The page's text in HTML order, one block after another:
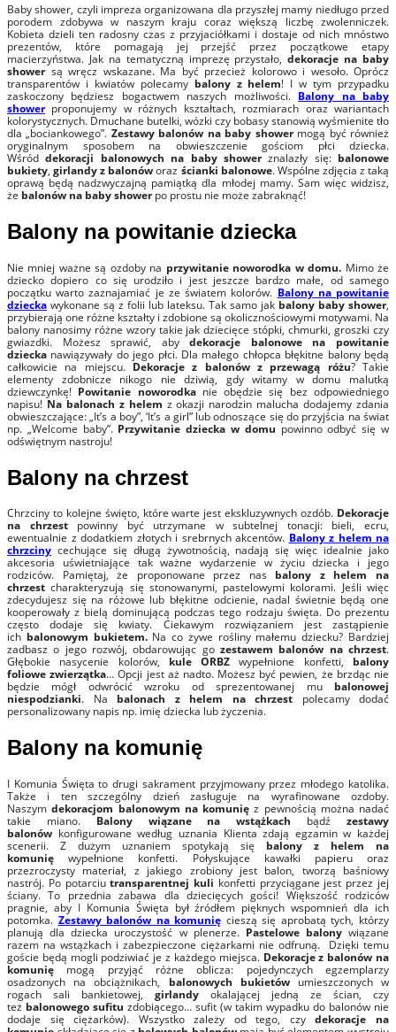
Baby shower, czyli impreza organizowana dla przyszłej mamy niedługo przed
porodem zdobywa w naszym kraju coraz większą liczbę zwolenniczek.
Kobieta dzieli ten radosny czas z przyjaciółkami i dostaje od nich mnóstwo
prezentów, które pomagają jej przejść przez początkowe etapy
macierzyństwa. Jak na tematyczną imprezę przystało,dekoracje na baby
showersą wręcz wskazane. Ma być przecież kolorowo i wesoło. Oprócz
transparentów i kwiatów polecamy balony z helem! I w tym przypadku
zaskoczony będziesz bogactwem naszych możliwości. Balony na baby
showerproponujemy w różnych kształtach, rozmiarach oraz wariantach
kolorystycznych. Dmuchane butelki, wózki czy bobasy stanowią wyśmienite tło
dla „bociankowego”. Zestawy balonów na baby showermogą być również
oryginalnym sposobem na obwieszczenie gościom płci dziecka.
Wśróddekoracji balonowych na baby showerznalazły się: balonowe
bukiety,girlandy z balonóworaz ścianki balonowe. Wspólne zdjęcia z taką
oprawą będą nadzwyczajną pamiątką dla młodej mamy. Sam więc widzisz,
że balonów na baby showerpo prostu nie może zabraknąć!
Balony na powitanie dziecka
Nie mniej ważne są ozdoby na przywitanie noworodka w domu. Mimo że
dziecko dopiero co się urodziło i jest jeszcze bardzo małe, od samego
początku warto zaznajamiać je ze światem kolorów. Balony na powitanie
dziecka wykonane są z folii lub lateksu. Tak samo jak balony baby shower,
przybierają one różne kształty i zdobione są okolicznościowymi motywami. Na
balony nanosimy różne wzory takie jak dziecięce stópki, chmurki, groszki czy
gwiazdki. Możesz sprawić,
abydekoracje balonowe na powitanie
dziecka nawiązywały do jego płci. Dla małego chłopca błękitne balony będą
całkowicie na miejscu. Dekoracje z balonów z przewagą różu? Takie
elementy zdobnicze nikogo nie dziwią, gdy witamy w domu malutką
dziewczynkę! Powitanie noworodkanie obędzie się bez odpowiedniego
napisu! Na balonach z helem z okazji narodzin malucha dodajemy zdania
obwieszczające: „It’s a boy”, ‘It’s a girl” lub odnoszące się do przyjścia na świat
np. „Welcome baby”. Przywitanie dziecka w domu powinno odbyć się w
odświętnym nastroju!
Balony na chrzest
Chrzciny to kolejne święto, które warte jest ekskluzywnych ozdób. Dekoracje
na chrzestpowinny być utrzymane w subtelnej tonacji: bieli, ecru,
ewentualnie z dodatkiem złotych i srebrnych akcentów. Balony z helem na
chrzciny cechujące się długą żywotnością, nadają się więc idealnie jako
akcesoria uświetniające tak ważne wydarzenie w życiu dziecka i jego
rodziców. Pamiętaj, że proponowane przez nas balony z helem na
chrzest charakteryzują się stonowanymi, pastelowymi kolorami. Jeśli więc
zdecydujesz się na różowe lub błękitne odcienie, nadal świetnie będą one
kooperowały z bielą dominującą podczas tego rodzaju święta. Do prezentu
często dodaje się kwiaty. Ciekawym rozwiązaniem jest zastąpienie
ich balonowym bukietem.Na co żywe rośliny małemu dziecku? Bardziej
zadbasz o jego rozwój, obdarowując go zestawem balonów na chrzest.
Głębokie nasycenie kolorów, kule ORBZ wypełnione konfetti, balony
foliowe zwierzątka… Opcji jest aż nadto. Możesz być pewien, że brzdąc nie
będzie mógł odwrócić wzroku od sprezentowanej mu balonowej
niespodzianki. Na balonach z helem na chrzest polecamy dodać
personalizowany napis np. imię dziecka lub życzenia.
Balony na komunię
I Komunia Święta to drugi sakrament przyjmowany przez młodego katolika.
Także i ten szczególny dzień zasługuje na wyrafinowane ozdoby.
Naszymdekoracjom balonowym na komunię z pewnością można nadać
takie miano. Balony wiązane na wstążkach bądźzestawy
balonów konfigurowane według uznania Klienta zdają egzamin w każdej
scenerii. Z dużym uznaniem spotykają się balony z helem na
komunię wypełnione konfetti. Połyskujące kawałki papieru oraz
przezroczysty materiał, z jakiego zrobiony jest balon, tworzą baśniowy
nastrój. Po potarciutransparentnej kuli konfetti przyciągane jest przez jej
ściany. To przednia zabawa dla dziecięcych gości! Większość rodziców
pragnie, aby I Komunia Święta był źródłem pięknych wspomnień dla ich
potomka. Zestawy balonów na komunię cieszą się aprobatą tych, którzy
planują dla dziecka uroczystość w plenerze. Pastelowe balonywiązane
razem na wstążkach i zabezpieczone ciężarkami nie odfruną. Dzięki temu
goście będą mogli podziwiać je z każdego miejsca. Dekoracje z balonów na
komunię mogą przyjąć różne oblicza: pojedynczych egzemplarzy
osadzonych na obciążnikach, balonowych bukietówumieszczonych w
rogach sali bankietowej, girlandy okalającej jedną ze ścian, czy
też balonowego sufitu zdobiącego… sufit (w takim wypadku do balonów nie
dodaje się ciężarków). Wszystko zależy od tego, czydekoracje na